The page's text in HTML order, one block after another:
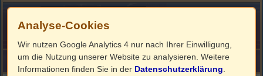
HOME ImpressumLinks
Analyse-Cookies
Wir nutzen Google Analytics 4 nur nach Ihrer Einwilligung,
um die Nutzung unserer Website zu analysieren. Weitere
Informationen finden Sie in der Datenschutzerklärung